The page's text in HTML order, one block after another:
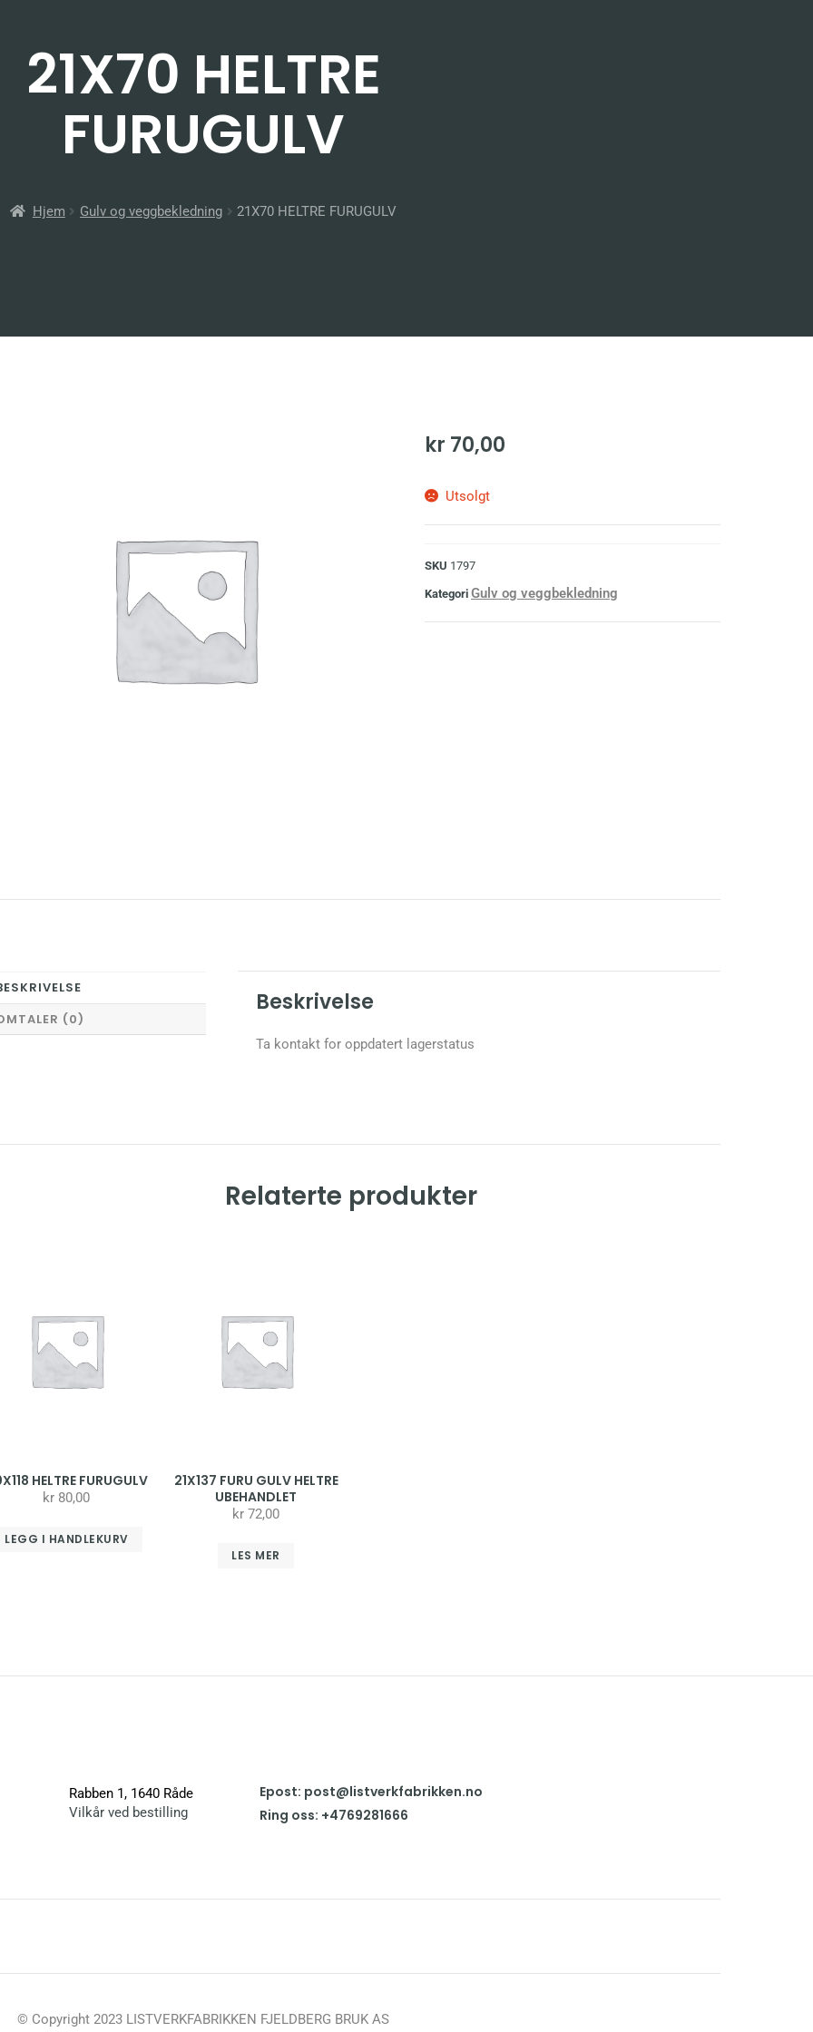
21X70 HELTRE
FURUGULV
Hjem Gulv og veggbekledning 21X70 HELTRE FURUGULV
kr 70,00
Utsolgt
SKU 1797
Kategori Gulv og veggbekledning
(0)
Beskrivelse
Ta kontakt for oppdatert lagerstatus
Relaterte produkter
HELTRE FURUGULV
kr 80,00
LEGG I HANDLEKURV
21X137 FURU GULV HELTRE
UBEHANDLET
kr 72,00
LES MER
Rabben 1, 1640 Råde
Vilkår ved bestilling
Epost: post@listverkfabrikken.no
Ring oss: +4769281666
© Copyright 2023 LISTVERKFABRIKKEN FJELDBERG BRUK AS